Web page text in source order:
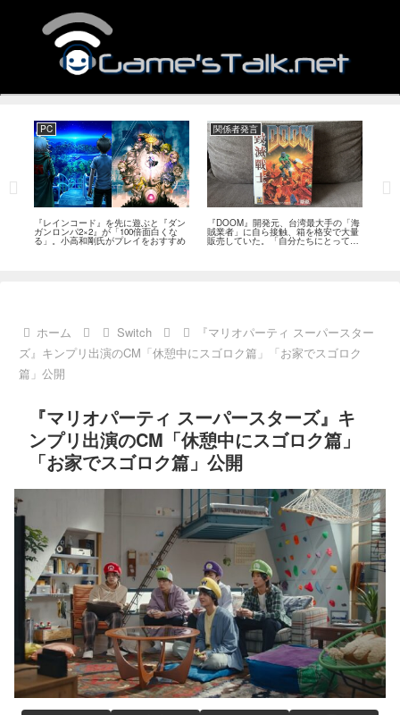
PC
『レインコード』を先に遊ぶと『ダン
ガンロンパ2×2』が「100倍面白くな
る」。小高和剛氏がプレイをおすすめ
関係者発言
『DOOM』開発元、台湾最大手の「海
賊業者」に自ら接触、箱を格安で大量
販売していた。「自分たちにとっては
流通だった」
ホーム Switch
『マリオパーティ スーパースター
ズ』キンプリ出演のCM「休憩中にスゴロク篇」「お家でスゴロク
篇」公開
『マリオパーティ スーパースターズ』キ
ンプリ出演のCM「休憩中にスゴロク篇」
「お家でスゴロク篇」公開